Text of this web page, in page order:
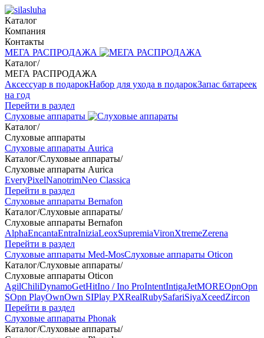
Каталог
Компания
Контакты
МЕГА РАСПРОДАЖА
Каталог/
МЕГА РАСПРОДАЖА
Аксессуар в подарокНабор для ухода в подарокЗапас батареек
на год
Перейти в раздел
Слуховые аппараты
Каталог/
Слуховые аппараты
Слуховые аппараты Aurica
Каталог/Слуховые аппараты/
Слуховые аппараты Aurica
EveryPixelNanotrimNeo Classica
Перейти в раздел
Слуховые аппараты Bernafon
Каталог/Слуховые аппараты/
Слуховые аппараты Bernafon
AlphaEncantaEntraIniziaLeoxSupremiaVironXtremeZerena
Перейти в раздел
Слуховые аппараты Med-MosСлуховые аппараты Oticon
Каталог/Слуховые аппараты/
Слуховые аппараты Oticon
AgilChiliDynamoGetHitIno / Ino ProIntentIntigaJetMOREOpnOpn
SOpn PlayOwnOwn SIPlay PXRealRubySafariSiyaXceedZircon
Перейти в раздел
Слуховые аппараты Phonak
Каталог/Слуховые аппараты/